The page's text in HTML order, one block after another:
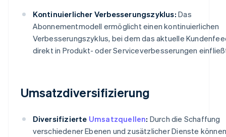
Kontinuierlicher Verbesserungszyklus: Das
Abonnementmodell ermöglicht einen kontinuierlichen
Verbesserungszyklus, bei dem das aktuelle
direkt in Produkt- oder Serviceverbesserungen
Umsatzdiversifizierung
Diversifizierte Umsatzquellen: Durch die Schaffung
verschiedener Ebenen und zusätzlicher Dienste können